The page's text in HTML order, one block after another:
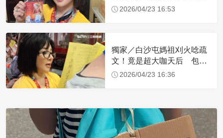
蹟 一靠近媽祖就爆哭
2026/04/23 16:53
獨家／白沙屯媽祖刈火唸疏
文！竟是超大咖天后 包尿
布忍尿5小時不喊累
2026/04/23 16:36